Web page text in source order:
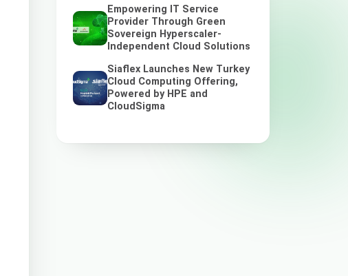
Empowering IT Service
Provider Through Green
Sovereign Hyperscaler-
Independent Cloud Solutions
Siaflex Launches New Turkey
Cloud Computing Offering,
Powered by HPE and
CloudSigma